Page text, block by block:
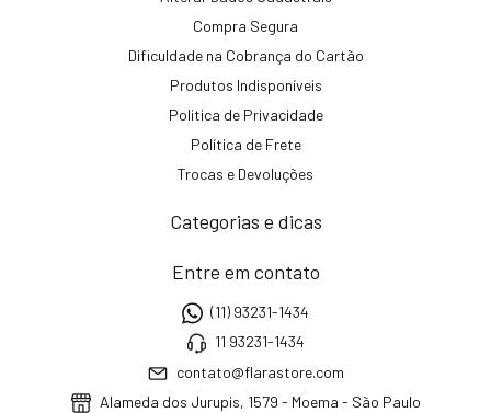
Compra Segura
Dificuldade na Cobrança do Cartão
Produtos Indisponíveis
Politica de Privacidade
Política de Frete
Trocas e Devoluções
Categorias e dicas
Entre em contato
(11) 93231-1434
11 93231-1434
contato@flarastore.com
Alameda dos Jurupis, 1579 - Moema - São Paulo